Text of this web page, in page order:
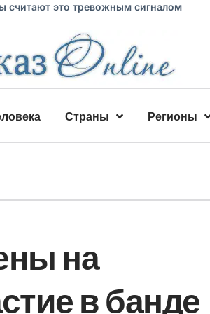
считают это тревожным сигналом
Страны Регионы
на
в банде